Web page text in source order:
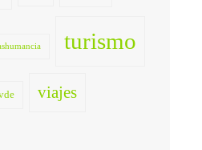
turismo
viajes